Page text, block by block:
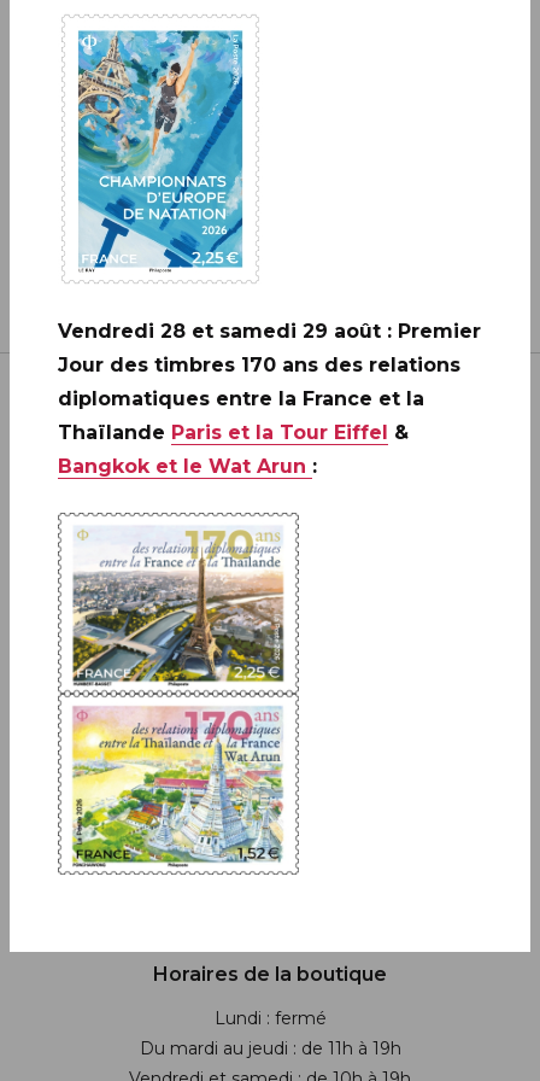
2006 - 2026 / BLOC
EN SAVOIR PLUS
JE M'ABONNE
Boutique
13 bis rue des Mathurins 75009 Paris
+33(0)1 42 93 86 84
(appel non surtaxé)
contact.lecarredencre@laposte.fr
Suivez-nous sur les réseaux
Horaires de la boutique
Lundi : fermé
Du mardi au jeudi : de 11h à 19h
Vendredi 28 et samedi 29 août : Premier
Jour des timbres 170 ans des relations
diplomatiques entre la France et la
Thaïlande Paris et la Tour Eiffel &
Bangkok et le Wat Arun :